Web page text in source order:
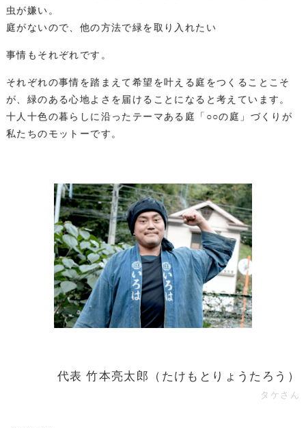
虫が嫌い。
庭がないので、他の方法で緑を取り入れたい
事情もそれぞれです。
それぞれの事情を踏まえて希望を叶える庭をつくることこそ
が、緑のある心地よさを届けることになると考えています。
十人十色の暮らしに沿ったテーマある庭「○○の庭」づくりが
私たちのモットーです。
代表 竹本亮太郎（たけもとりょうたろう）
タケさん